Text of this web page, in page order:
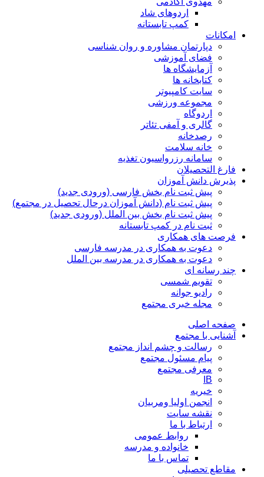
اردوهای شاد
کمپ تابستانه
امکانات
دپارتمان مشاوره و روان شناسی
فضای آموزشی
آزمایشگاه ها
کتابخانه ها
سایت کامپیوتر
مجموعه ورزشی
اردوگاه
گالری و آمفی تئاتر
رصدخانه
خانه سلامت
سامانه رزرواسیون تغذیه
فارغ التحصیلان
پذیرش دانش آموزان
پیش ثبت نام بخش فارسی (ورودی جدید)
پیش ثبت نام (دانش آموزان درحال تحصیل در مجتمع)
پیش ثبت نام بخش بین الملل (ورودی جدید)
ثبت نام در کمپ تابستانه
فرصت های همکاری
دعوت به همکاری در مدرسه فارسی
دعوت به همکاری در مدرسه بین الملل
چند رسانه ای
تقویم شمسی
رادیو جوانه
مجله خبری مجتمع
صفحه اصلی
آشنایی با مجتمع
رسالت و چشم انداز مجتمع
پیام مسئول مجتمع
معرفی مجتمع
IB
خیریه
انجمن اولیا ومربیان
نقشه سایت
ارتباط با ما
روابط عمومی
خانواده و مدرسه
تماس با ما
مقاطع تحصیلی